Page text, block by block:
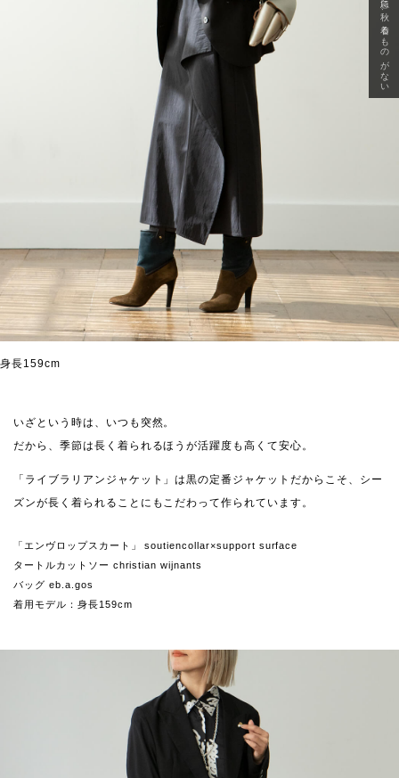
身長159cm
いざという時は、いつも突然。
だから、季節は長く着られるほうが活躍度も高くて安心。
「ライブラリアンジャケット」は黒の定番ジャケットだからこそ、シー
ズンが長く着られることにもこだわって作られています。
「エンヴロップスカート」 soutiencollar×support surface
タートルカットソー christian wijnants
バッグ eb.a.gos
着用モデル：身長159cm
急に秋、着るものがない